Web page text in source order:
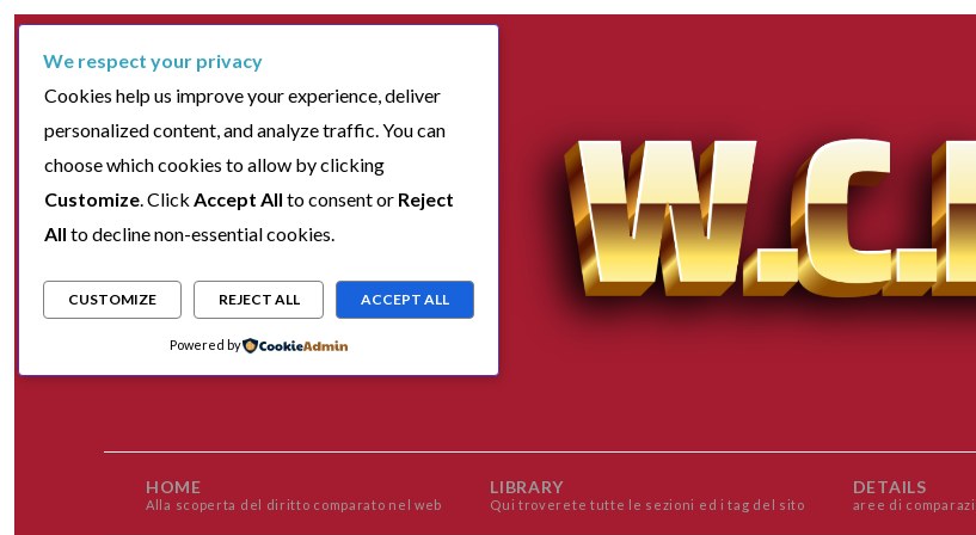
HOME
Alla scoperta del diritto comparato nel web
LIBRARY
Qui troverete tutte le sezioni ed i tag del sito
DETAILS
aree di
We respect your privacy
Cookies help us improve your experience, deliver
personalized content, and analyze traffic. You can
choose which cookies to allow by clicking
Customize. Click Accept All to consent or Reject
All to decline non-essential cookies.
CUSTOMIZE REJECT ALL ACCEPT ALL
Powered by